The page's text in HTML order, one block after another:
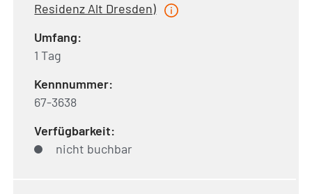
Residenz Alt Dresden)
Umfang:
1 Tag
Kennnummer:
67-3638
Verfügbarkeit:
nicht buchbar